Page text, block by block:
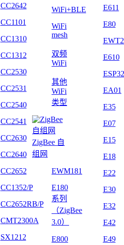
CC2642
CC1101
CC1310
CC1312
CC2530
CC2531
CC2540
CC2541
CC2630
CC2640
CC2652
CC1352/P
CC2652RB/P
CMT2300A
SX1212
WiFi+BLE
WiFi
mesh
双频
WiFi
其他
WiFi
类型
ZigBee 自
组网
EWM181
E180
系列
（ZigBee
3.0）
E800
E611
E80
E610
ESP32
EA01
E35
E07
E15
E18
E22
E30
E32
E42
E49